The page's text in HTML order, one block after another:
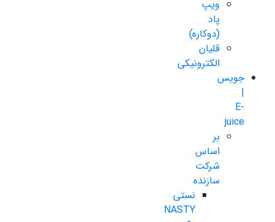
ویپ
پاد
(دوکاره)
قلیان
الکترونیکی
جویس
|
E-
juice
بر
اساس
شرکت
سازنده
نستی
NASTY